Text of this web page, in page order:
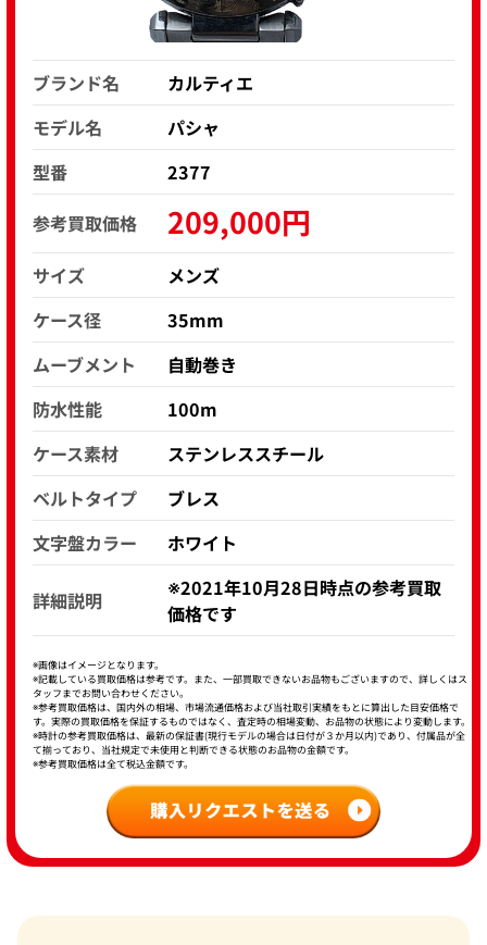
ブランド名
カルティエ
モデル名
パシャ
型番
2377
参考買取価格
209,000円
サイズ
メンズ
ケース径
35mm
ムーブメント
自動巻き
防水性能
100m
ケース素材
ステンレススチール
ベルトタイプ
ブレス
文字盤カラー
ホワイト
詳細説明
※2021年10月28日時点の参考買取
価格です
※画像はイメージとなります。
※記載している買取価格は参考です。また、一部買取できないお品物もございますので、詳しくはス
タッフまでお問い合わせください。
※参考買取価格は、国内外の相場、市場流通価格および当社取引実績をもとに算出した目安価格で
す。実際の買取価格を保証するものではなく、査定時の相場変動、お品物の状態により変動します。
※時計の参考買取価格は、最新の保証書(現行モデルの場合は日付が３か月以内)であり、付属品が全
て揃っており、当社規定で未使用と判断できる状態のお品物の金額です。
※参考買取価格は全て税込金額です。